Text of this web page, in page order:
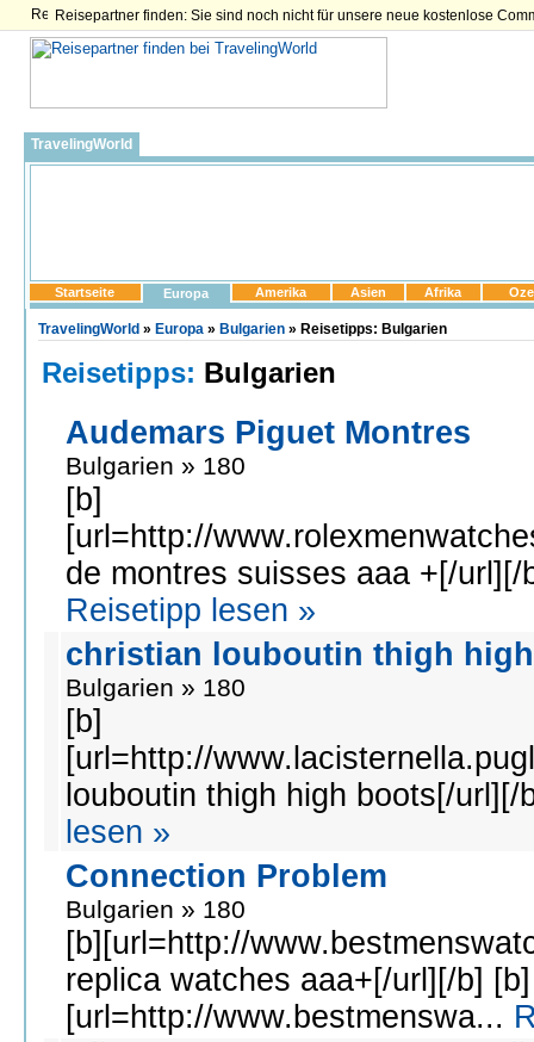
Reisepartner finden: Sie sind noch nicht für unsere neue kostenlose
TravelingWorld
Startseite Europa Amerika Asien Afrika
TravelingWorld » Europa » Bulgarien » Reisetipps: Bulgarien
Reisetipps: Bulgarien
Audemars Piguet Montres
Bulgarien » 180
[b]
[url=http://
de montres suisses aaa +[/
Reisetipp lesen »
christian louboutin thigh
Bulgarien » 180
[b]
[url=http://
louboutin thigh high boots[/
lesen »
Connection Problem
Bulgarien » 180
[b][url=http://
replica watches aaa+[/url][/b] [b]
[url=http://www.bestmenswa...